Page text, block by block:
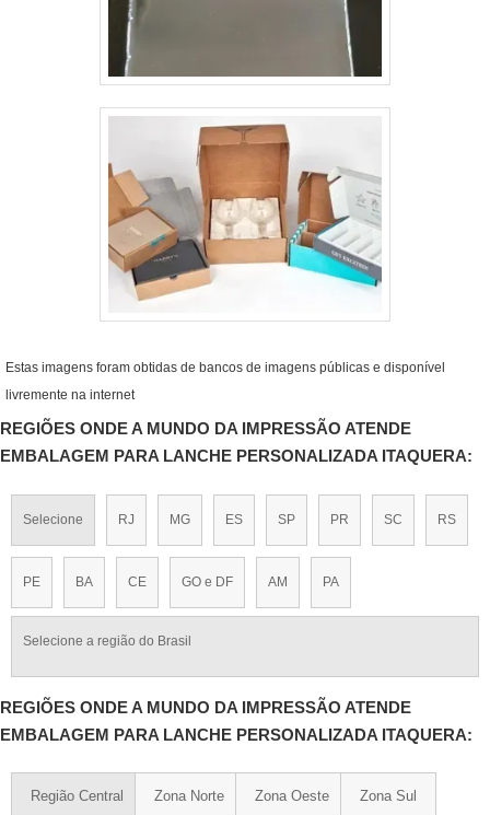
Estas imagens foram obtidas de bancos de imagens públicas e disponível
livremente na internet
REGIÕES ONDE A MUNDO DA IMPRESSÃO ATENDE
EMBALAGEM PARA LANCHE PERSONALIZADA ITAQUERA:
Selecione RJ MG ES SP PR SC RS
PE BA CE GO e DF AM PA
Selecione a região do Brasil
REGIÕES ONDE A MUNDO DA IMPRESSÃO ATENDE
EMBALAGEM PARA LANCHE PERSONALIZADA ITAQUERA:
Região Central Zona Norte Zona Oeste Zona Sul